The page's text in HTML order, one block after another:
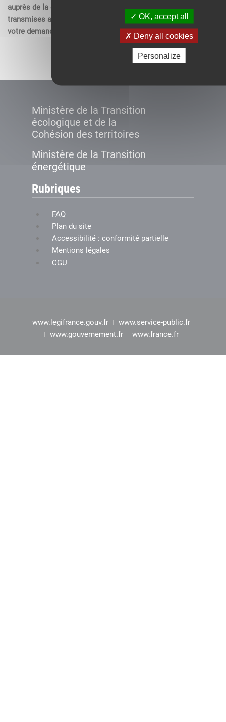
OK, accept all
Deny all cookies
Personalize
auprès de la collectivité. Les données recueillies seront
transmises aux services compétents pour l’instruction de
votre demande.
Créer le compte
Ministère de la Transition
écologique et de la
Cohésion des territoires
Ministère de la Transition
énergétique
Rubriques
FAQ
Plan du site
Accessibilité : conformité partielle
Mentions légales
CGU
www.legifrance.gouv.fr
www.service-public.fr
www.gouvernement.fr
www.france.fr